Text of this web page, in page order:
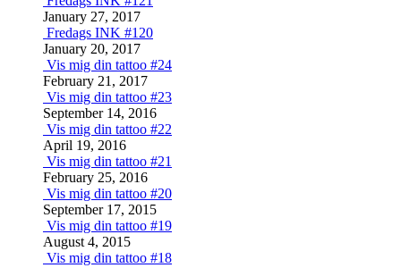
January 27, 2017
Fredags INK #120
January 20, 2017
Vis mig din tattoo #24
February 21, 2017
Vis mig din tattoo #23
September 14, 2016
Vis mig din tattoo #22
April 19, 2016
Vis mig din tattoo #21
February 25, 2016
Vis mig din tattoo #20
September 17, 2015
Vis mig din tattoo #19
August 4, 2015
Vis mig din tattoo #18